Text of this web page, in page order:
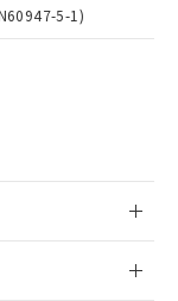
5-1)
当社にご
）
証明す
明する
ル類４